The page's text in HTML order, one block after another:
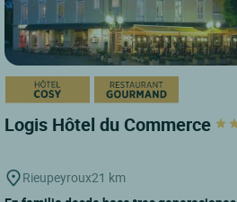
Logis Hôtel du Commerce
Rieupeyroux21 km